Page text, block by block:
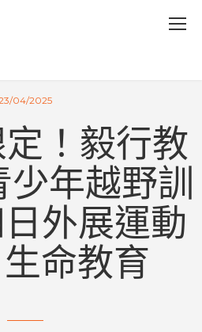
04/2025
！毅行教
年越野訓
外展運動
命教育